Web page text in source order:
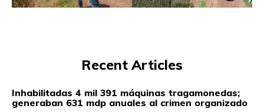
Recent Articles
Inhabilitadas 4 mil 391 máquinas tragamonedas;
generaban 631 mdp anuales al crimen organizado